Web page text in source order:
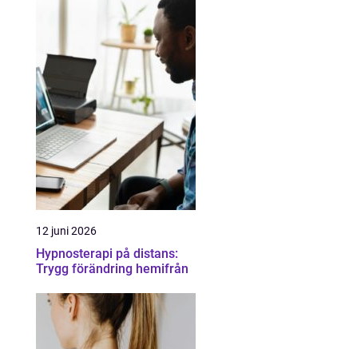
12 juni 2026
Hypnosterapi på distans:
Trygg förändring hemifrån